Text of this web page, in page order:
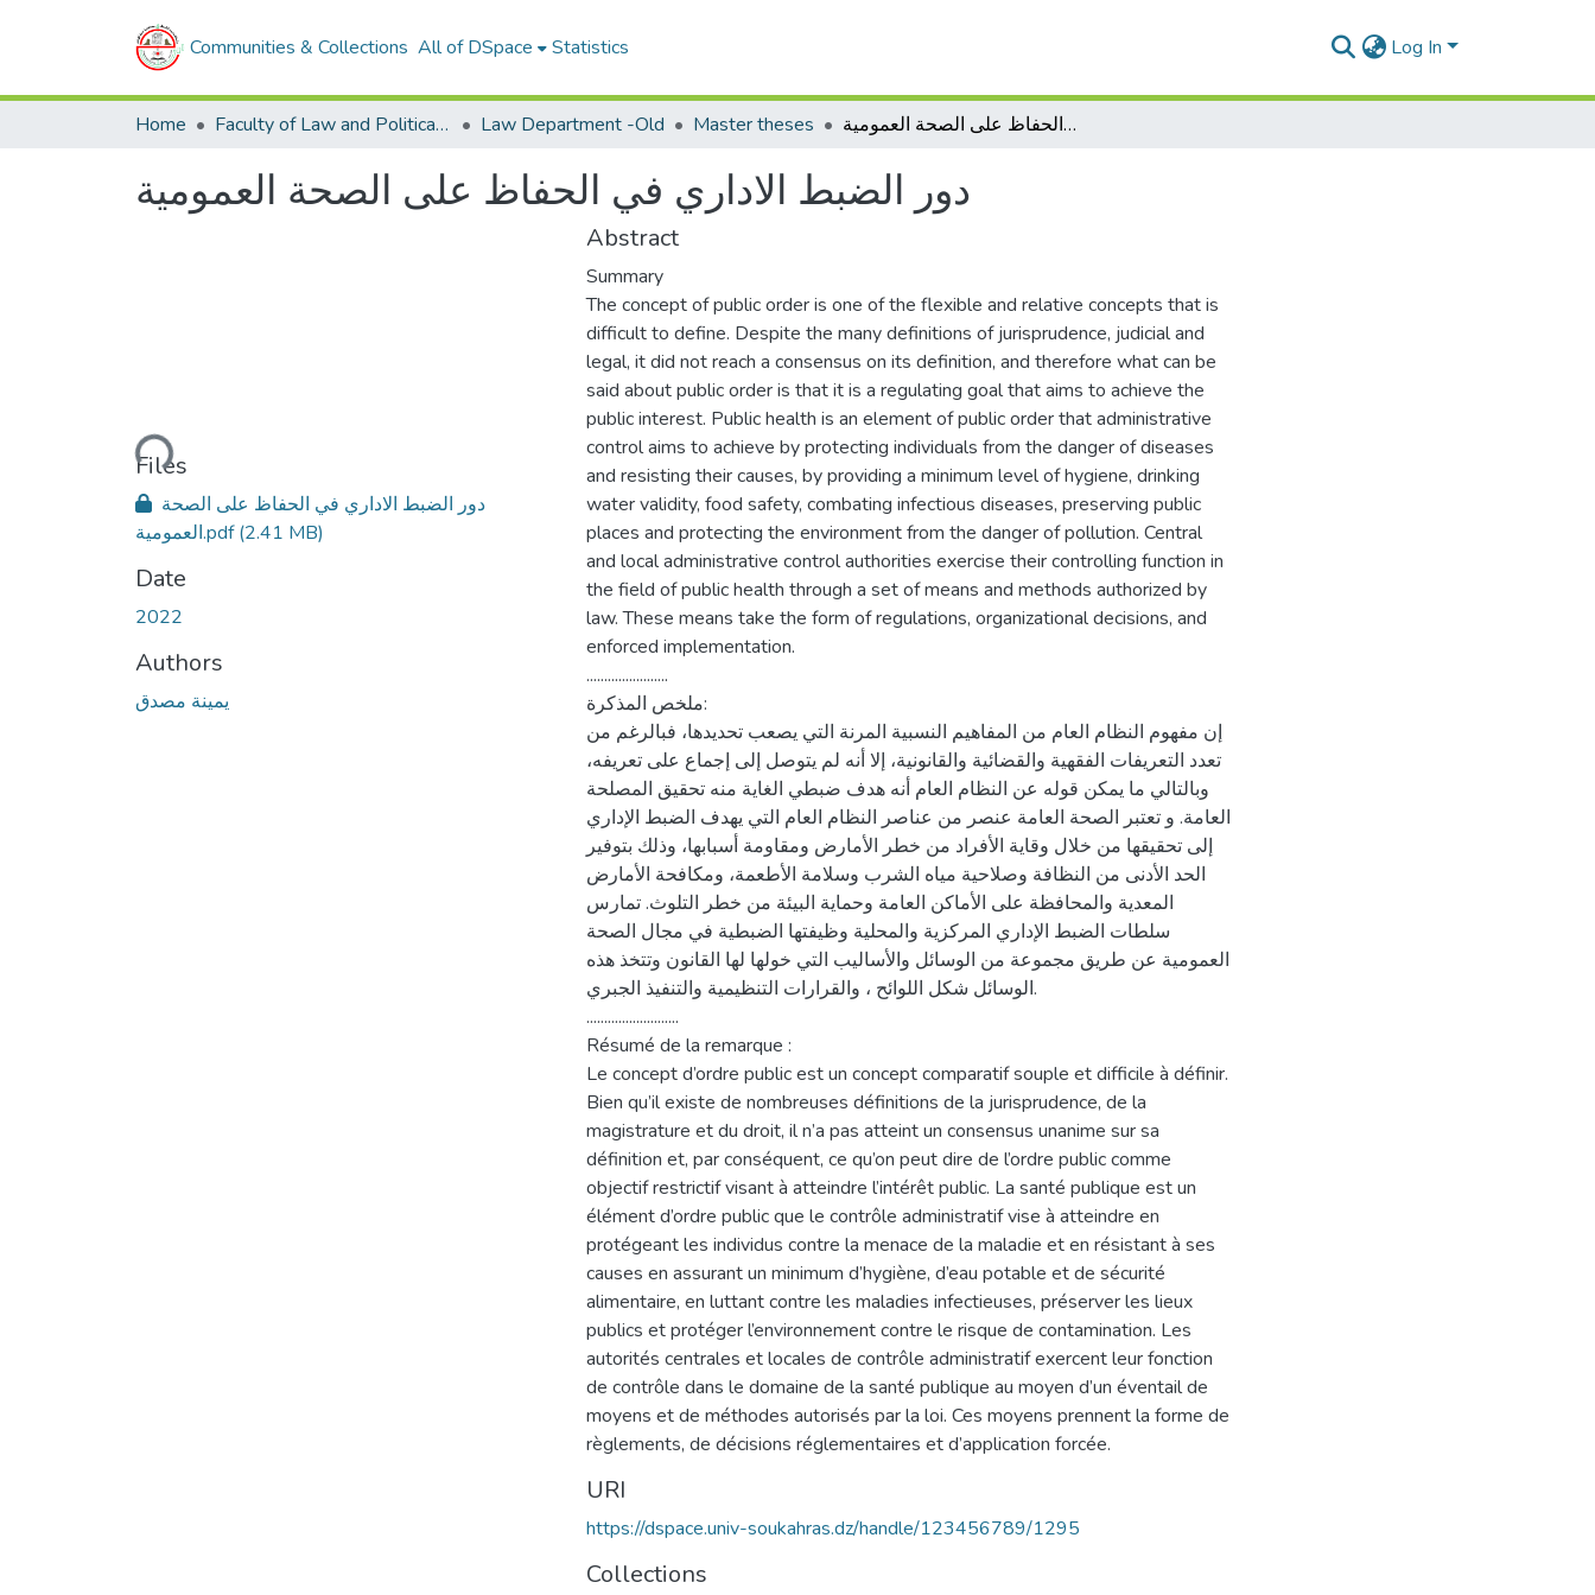
Communities & Collections All of DSpace Statistics Log In
Home Faculty of Law and Political Sciences Law Department -Old Master theses دور الضبط الاداري في الحفاظ على الصحة العمومية
دور الضبط الاداري في الحفاظ على الصحة العمومية
Loading...
Files
العمومية.pdf(2.41 MB)
Date
2022
Authors
يمينة مصدق
Abstract
Summary
The concept of public order is one of the flexible and relative concepts that is
difficult to define. Despite the many definitions of jurisprudence, judicial and
legal, it did not reach a consensus on its definition, and therefore what can be
said about public order is that it is a regulating goal that aims to achieve the
public interest. Public health is an element of public order that administrative
control aims to achieve by protecting individuals from the danger of diseases
and resisting their causes, by providing a minimum level of hygiene, drinking
water validity, food safety, combating infectious diseases, preserving public
places and protecting the environment from the danger of pollution. Central
and local administrative control authorities exercise their controlling function in
the field of public health through a set of means and methods authorized by
law. These means take the form of regulations, organizational decisions, and
enforced implementation.
.......................
ملخص المذكرة:
إن مفهوم النظام العام من المفاهيم النسبية المرنة التي يصعب تحديدها، فبالرغم من
تعدد التعريفات الفقهية والقضائية والقانونية، إلا أنه لم يتوصل إلى إجماع على تعريفه،
وبالتالي ما يمكن قوله عن النظام العام أنه هدف ضبطي الغاية منه تحقيق المصلحة
العامة. و تعتبر الصحة العامة عنصر من عناصر النظام العام التي يهدف الضبط الإداري
إلى تحقيقها من خلال وقاية الأفراد من خطر الأمارض ومقاومة أسبابها، وذلك بتوفير
الحد الأدنى من النظافة وصلاحية مياه الشرب وسلامة الأطعمة، ومكافحة الأمارض
المعدية والمحافظة على الأماكن العامة وحماية البيئة من خطر التلوث. تمارس
سلطات الضبط الإداري المركزية والمحلية وظيفتها الضبطية في مجال الصحة
العمومية عن طريق مجموعة من الوسائل والأساليب التي خولها لها القانون وتتخذ هذه
الوسائل شكل اللوائح ، والقرارات التنظيمية والتنفيذ الجبري.
..........................
Résumé de la remarque :
Le concept d’ordre public est un concept comparatif souple et difficile à définir.
Bien qu’il existe de nombreuses définitions de la jurisprudence, de la
magistrature et du droit, il n’a pas atteint un consensus unanime sur sa
définition et, par conséquent, ce qu’on peut dire de l’ordre public comme
objectif restrictif visant à atteindre l’intérêt public. La santé publique est un
élément d’ordre public que le contrôle administratif vise à atteindre en
protégeant les individus contre la menace de la maladie et en résistant à ses
causes en assurant un minimum d’hygiène, d’eau potable et de sécurité
alimentaire, en luttant contre les maladies infectieuses, préserver les lieux
publics et protéger l’environnement contre le risque de contamination. Les
autorités centrales et locales de contrôle administratif exercent leur fonction
de contrôle dans le domaine de la santé publique au moyen d’un éventail de
moyens et de méthodes autorisés par la loi. Ces moyens prennent la forme de
règlements, de décisions réglementaires et d’application forcée.
URI
https://dspace.univ-soukahras.dz/handle/123456789/1295
Collections